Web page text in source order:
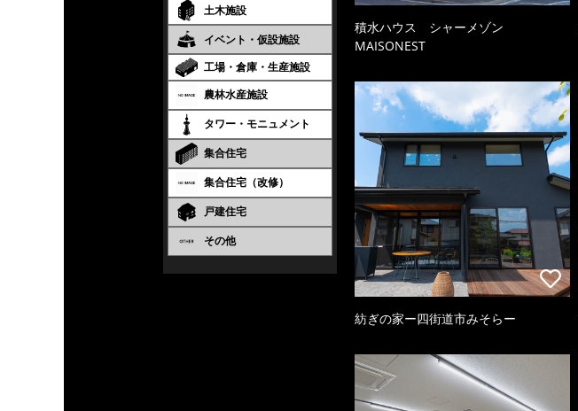
土木施設
イベント・仮設施設
工場・倉庫・生産施設
農林水産施設
タワー・モニュメント
集合住宅
集合住宅（改修）
戸建住宅
その他
積水ハウス シャーメゾン
MAISONEST
紡ぎの家ー四街道市みそらー